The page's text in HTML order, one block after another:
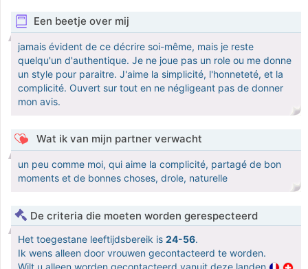
Een beetje over mij
jamais évident de ce décrire soi-même, mais je reste
quelqu'un d'authentique. Je ne joue pas un role ou me donne
un style pour paraitre. J'aime la simplicité, l'honneteté, et la
complicité. Ouvert sur tout en ne négligeant pas de donner
mon avis.
Wat ik van mijn partner verwacht
un peu comme moi, qui aime la complicité, partagé de bon
moments et de bonnes choses, drole, naturelle
De criteria die moeten worden gerespecteerd
Het toegestane leeftijdsbereik is 24-56.
Ik wens alleen door vrouwen gecontacteerd te worden.